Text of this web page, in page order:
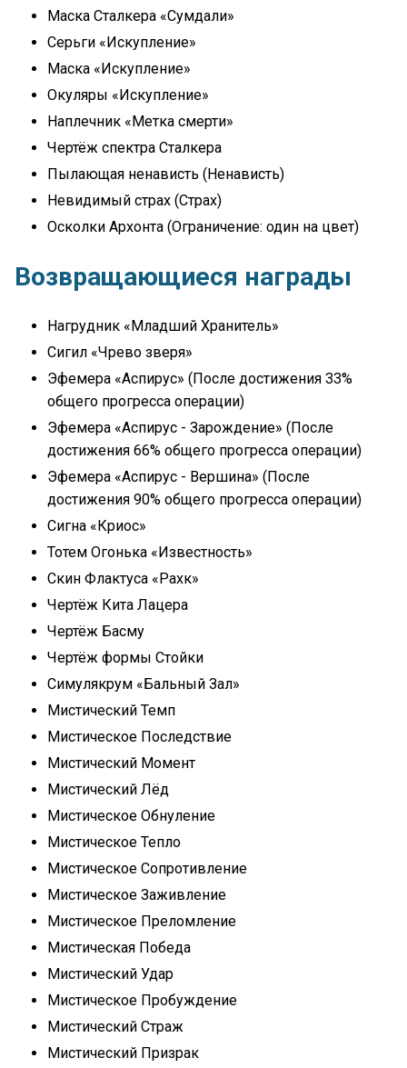
Маска Сталкера «Сумдали»
Серьги «Искупление»
Маска «Искупление»
Окуляры «Искупление»
Наплечник «Метка смерти»
Чертёж спектра Сталкера
Пылающая ненависть (Ненависть)
Невидимый страх (Страх)
Осколки Архонта (Ограничение: один на цвет)
Возвращающиеся награды
Нагрудник «Младший Хранитель»
Сигил «Чрево зверя»
Эфемера «Аспирус» (После достижения 33%
общего прогресса операции)
Эфемера «Аспирус - Зарождение» (После
достижения 66% общего прогресса операции)
Эфемера «Аспирус - Вершина» (После
достижения 90% общего прогресса операции)
Сигна «Криос»
Тотем Огонька «Известность»
Скин Флактуса «Рахк»
Чертёж Кита Лацера
Чертёж Басму
Чертёж формы Стойки
Симулякрум «Бальный Зал»
Мистический Темп
Мистическое Последствие
Мистический Момент
Мистический Лёд
Мистическое Обнуление
Мистическое Тепло
Мистическое Сопротивление
Мистическое Заживление
Мистическое Преломление
Мистическая Победа
Мистический Удар
Мистическое Пробуждение
Мистический Страж
Мистический Призрак